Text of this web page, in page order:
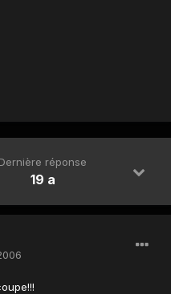
Dernière réponse
19 a